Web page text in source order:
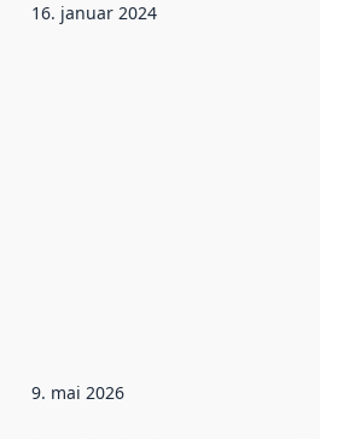
vart
av
om
16. januar 2024
9. mai 2026